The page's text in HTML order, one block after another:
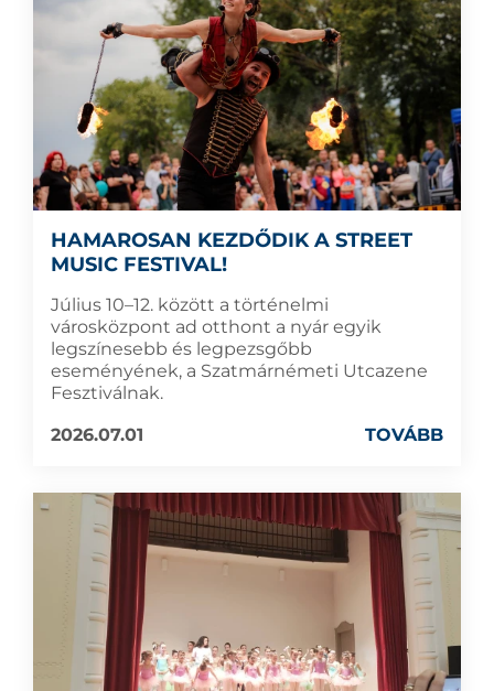
HAMAROSAN KEZDŐDIK A STREET
MUSIC FESTIVAL!
Július 10–12. között a történelmi
városközpont ad otthont a nyár egyik
legszínesebb és legpezsgőbb
eseményének, a Szatmárnémeti Utcazene
Fesztiválnak.
2026.07.01
TOVÁBB